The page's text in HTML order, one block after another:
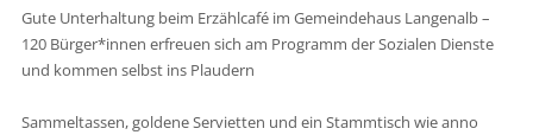
Gute Unterhaltung beim Erzählcafé im Gemeindehaus Langenalb –
120 Bürger*innen erfreuen sich am Programm der Sozialen Dienste
und kommen selbst ins Plaudern
Sammeltassen, goldene Servietten und ein Stammtisch wie anno